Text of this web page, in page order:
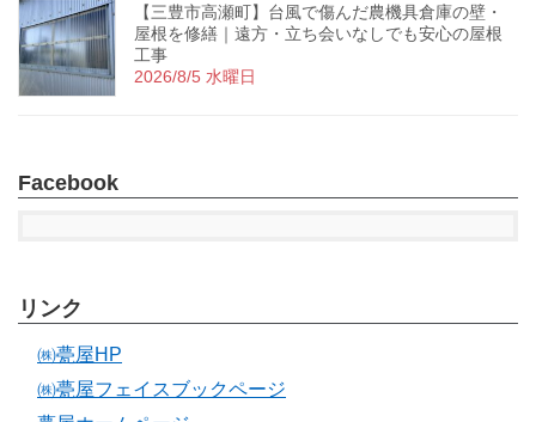
【三豊市高瀬町】台風で傷んだ農機具倉庫の壁・
屋根を修繕｜遠方・立ち会いなしでも安心の屋根
工事
2026/8/5 水曜日
Facebook
リンク
㈱甍屋HP
㈱甍屋フェイスブックページ